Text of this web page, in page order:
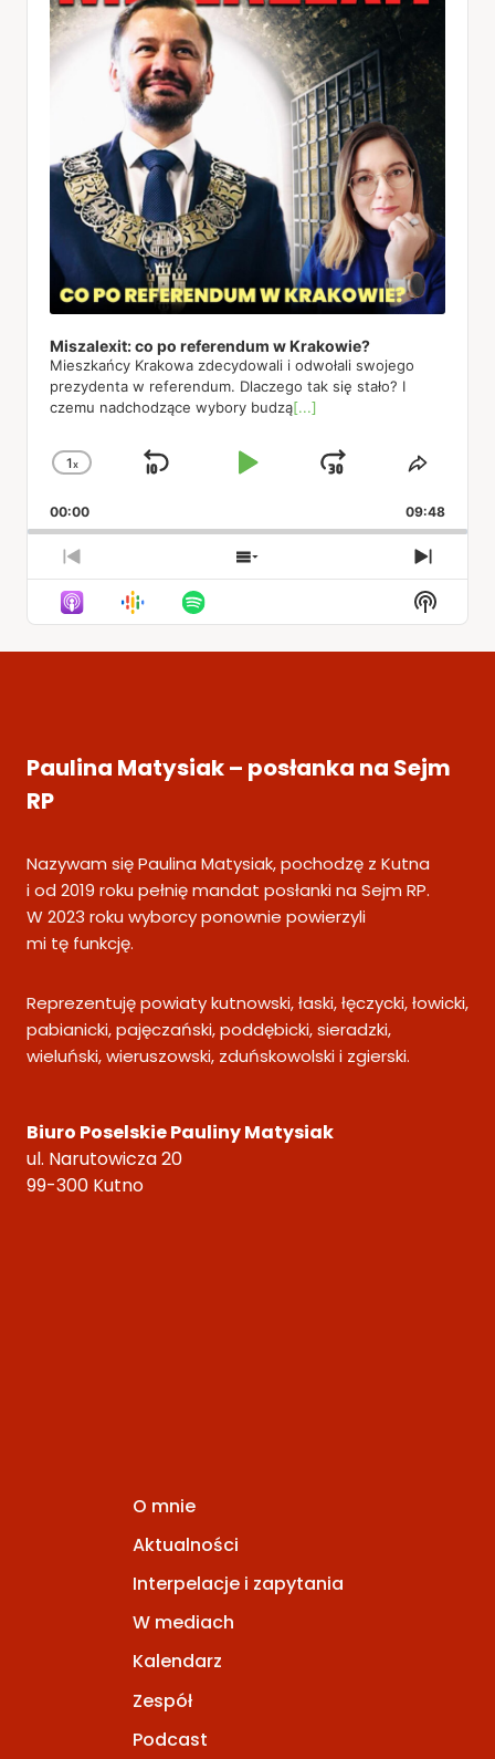
Miszalexit: co po referendum w Krakowie?
Mieszkańcy Krakowa zdecydowali i odwołali swojego
prezydenta w referendum. Dlaczego tak się stało? I
czemu nadchodzące wybory budzą[...]
Change
Rate
1x
Skip
Play
Jump
Forward
Share
00:00 09:48
Previous
Episode
Show
Episodes
Next
Show
Paulina Matysiak – posłanka na Sejm
RP
Nazywam się Paulina Matysiak, pochodzę z Kutna
i od 2019 roku pełnię mandat posłanki na Sejm RP.
W 2023 roku wyborcy ponownie powierzyli
mi tę funkcję.
Reprezentuję powiaty kutnowski, łaski, łęczycki, łowicki,
pabianicki, pajęczański, poddębicki, sieradzki,
wieluński, wieruszowski, zduńskowolski i zgierski.
Biuro Poselskie Pauliny Matysiak
ul. Narutowicza 20
99-300 Kutno
O mnie
Aktualności
Interpelacje i zapytania
W mediach
Kalendarz
Zespół
Podcast